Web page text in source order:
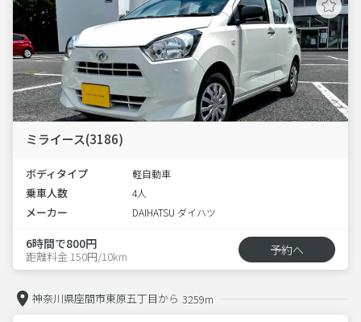
ミライース(3186)
ボディタイプ 軽自動車
乗車人数 4人
メーカー DAIHATSU ダイハツ
6時間で800円
距離料金 150円/10km 予約へ
神奈川県座間市東原五丁目から 3259m